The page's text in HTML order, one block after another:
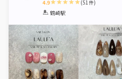
4.9
1 2 3
(51件)
鶴崎駅